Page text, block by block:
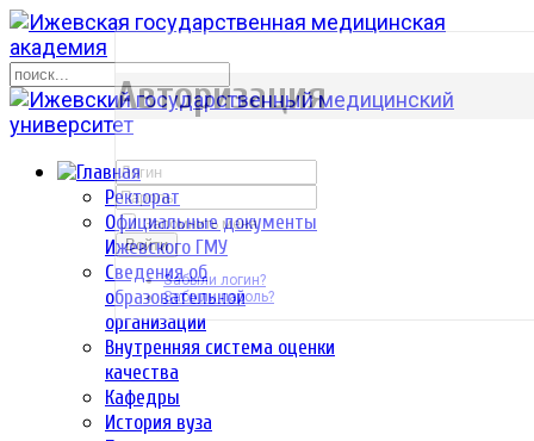
Ректорат
Официальные документы
Ижевского ГМУ
Сведения об
образовательной
организации
Внутренняя система оценки
качества
Кафедры
История вуза
р
Авторизация
Запомнить меня
Войти
Забыли логин?
Забыли пароль?